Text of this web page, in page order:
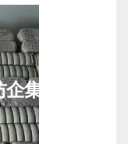
集中入